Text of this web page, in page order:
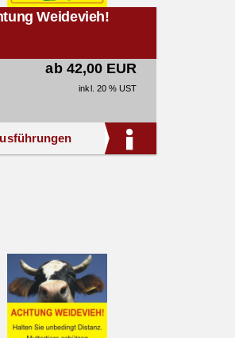
Weidevieh!
ab 42,00 EUR
inkl. 20 % UST